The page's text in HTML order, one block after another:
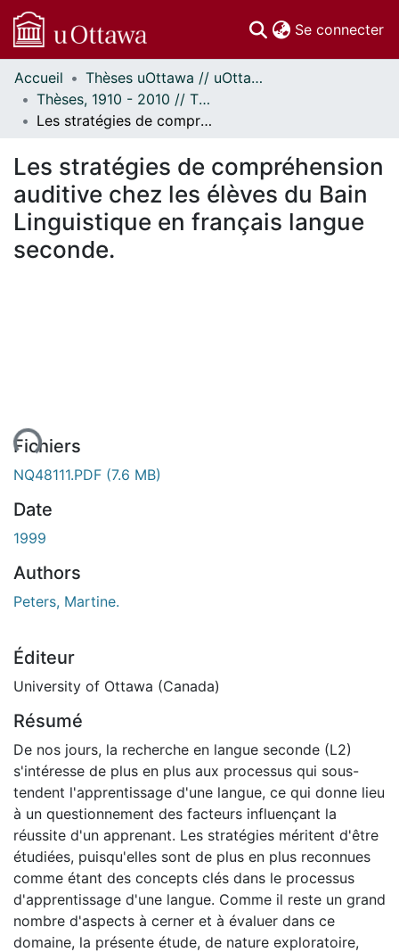
Se connecter
Communautés
et collections
Parcourir
À propos
Accueil
Thèses uOttawa // uOttawa Theses
Thèses, 1910 - 2010 // Theses, 1910 - 2010
Les stratégies de compréhension auditive chez les élèves du Bain Linguistique en français langue seconde.
Les stratégies de compréhension
auditive chez les élèves du Bain
Linguistique en français langue
seconde.
Fichiers
NQ48111.PDF (7.6 MB)
Date
1999
Authors
Peters, Martine.
Éditeur
University of Ottawa (Canada)
Résumé
De nos jours, la recherche en langue seconde (L2)
s'intéresse de plus en plus aux processus qui sous-
tendent l'apprentissage d'une langue, ce qui donne lieu
à un questionnement des facteurs influençant la
réussite d'un apprenant. Les stratégies méritent d'être
étudiées, puisqu'elles sont de plus en plus reconnues
comme étant des concepts clés dans le processus
d'apprentissage d'une langue. Comme il reste un grand
nombre d'aspects à cerner et à évaluer dans ce
domaine, la présente étude, de nature exploratoire,